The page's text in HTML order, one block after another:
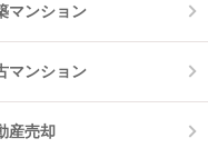
マンション
マンション
産売却